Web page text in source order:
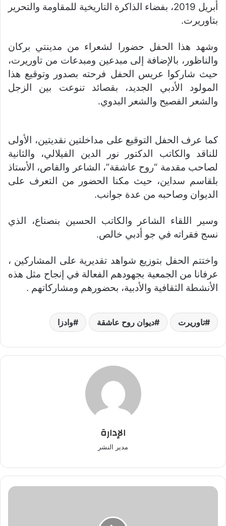
أبريل 2019، بفضاء الذاكرة التاريخية للمقاومة والتحرير
بتاوريرت.
وشهد هذا الحفل حضورا لشعراء من مدينتي بركان
والناظور، بالإضافة إلى مبدعين ومبدعات من تاوريرت،
حيث شاركوا عريس الحفل فرحته بصدور وتوقيع هذا
المولود الأدبي الجديد، بقصائد تنوعت بين الزجل
والشعر الفصيح والشعر البدوي.
كما عرف الحفل التوقيع على مداخلتين نقديتين، الأولى
للناقد والكاتب الدكتور نور الدين الفيلالي، والثانية
لصاحب مقدمة “روح عاشقة”، الشاعر والقاص، الأستاذ
بلقاسم سداين، حيث مكنا الحضور من التعرف على
الديوان وصاحبه من عدة جوانب.
وسير اللقاء الشاعر والكاتب الحسين بنصناع، الذي
نسج فقراته في جو أدبي خالص.
واختتم الحفل بتوزيع شواهد تقديرية على المشاركين ،
عرفانا من الجمعية بجهودهم الفعالة في إنجاح مثل هذه
الأنشطة الثقافية والأدبية، بحضورهم ومشاركاتهم .
تاوريرت ديوان روح عاشقة وادزا
الإدارة
مدير النشر
في